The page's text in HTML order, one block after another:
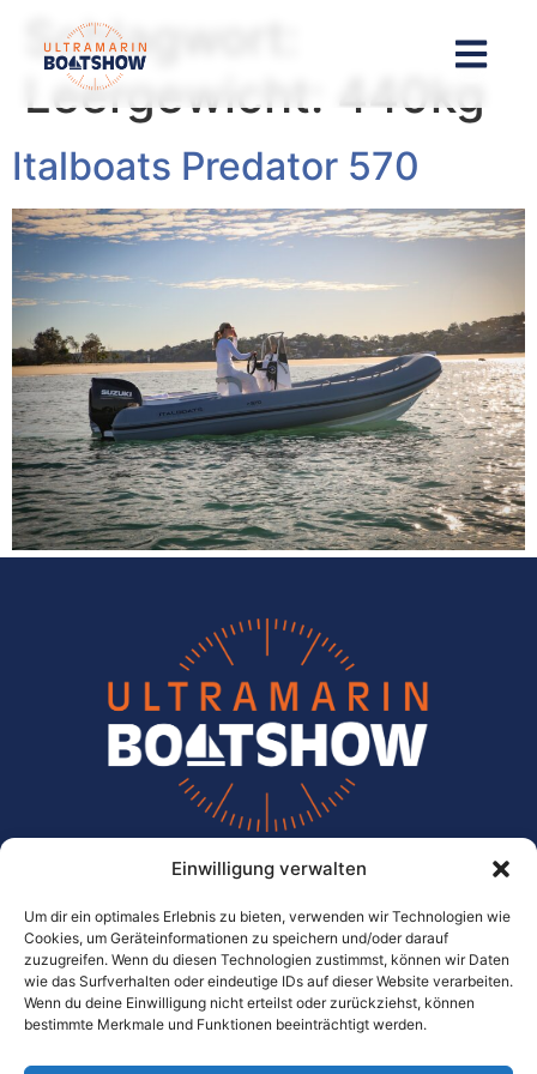
Einwilligung verwalten
Um dir ein optimales Erlebnis zu bieten, verwenden wir Technologien wie
Cookies, um Geräteinformationen zu speichern und/oder darauf
zuzugreifen. Wenn du diesen Technologien zustimmst, können wir Daten
wie das Surfverhalten oder eindeutige IDs auf dieser Website verarbeiten.
Wenn du deine Einwilligung nicht erteilst oder zurückziehst, können
bestimmte Merkmale und Funktionen beeinträchtigt werden.
springenSchlagwort:
Leergewicht: 440kg
Italboats Predator 570
ULTRAMARIN
Die Meichle + Mohr Marina
Im Wassersportzentrum 10
D-88079 Kressbronn-Gohren